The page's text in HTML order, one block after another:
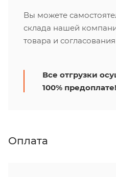
Вы можете
склада нашей
товара и
Все отгрузки
100% предоплате!
Оплата